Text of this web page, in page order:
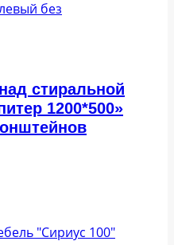
стиральной
1200*500»